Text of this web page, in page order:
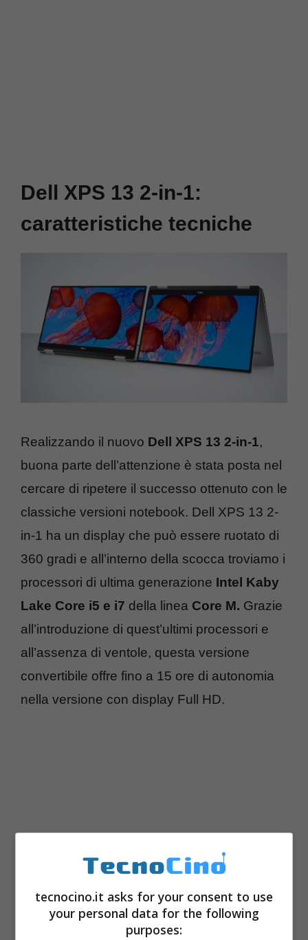
Dell XPS 13 2-in-1:
caratteristiche tecniche
Realizzando il nuovo Dell XPS 13 2-in-1,
buona parte dell’attenzione è stata posta nel
cercare di ripetere il successo ottenuto con le
classiche versioni notebook. Dell XPS 13 2-
in-1 ha un display che può essere ruotato di
360 gradi e all’interno della scocca troviamo i
processori di ultima generazione Intel Kaby
Lake Core i5 e i7 della linea Core M. Grazie
all’introduzione di quest’ultimi processori e
all’assenza di ventole, questa versione
convertibile offre fino a 15 ore di autonomia
nella versione con display Full HD.
Buona parte del design è identico a quello
tecnocino.it asks for your consent to use
your personal data for the following
purposes: